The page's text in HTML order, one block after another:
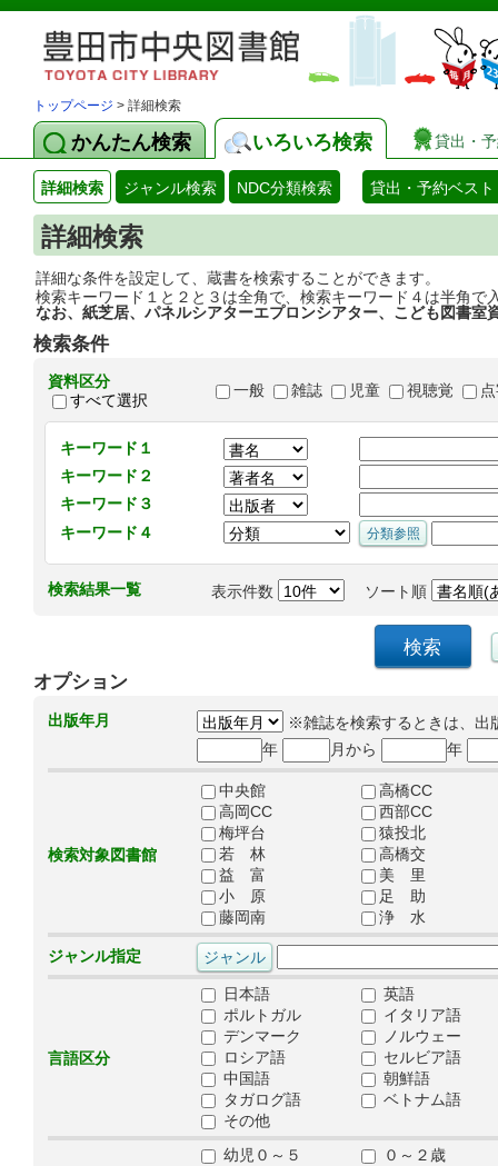
トップページ > 詳細検索
かんたん検索 いろいろ検索 貸出・
詳細検索 ジャンル検索 NDC分類検索 貸出・予約ベスト
詳細検索
詳細な条件を設定して、蔵書を検索することができます。
検索キーワード１と２と３は全角で、検索キーワード４は半角で
なお、紙芝居、パネルシアターエプロンシアター、こども図書室
検索条件
資料区分
すべて選択
一般 雑誌 児童 視聴覚
キーワード１
キーワード２
キーワード３
キーワード４
検索結果一覧 表示件数 ソート順
オプション
出版年月
※雑誌を検索するときは、出
年
月から 年
検索対象図書館
中央館
高橋CC
高岡CC
西部CC
梅坪台
猿投北
若 林
高橋交
益 富
美 里
小 原
足 助
藤岡南
浄 水
ジャンル指定
言語区分
日本語
英語
ポルトガル
イタリア語
デンマーク
ノルウェー
ロシア語
セルビア語
中国語
朝鮮語
タガログ語
ベトナム語
その他
幼児０～５
０～２歳